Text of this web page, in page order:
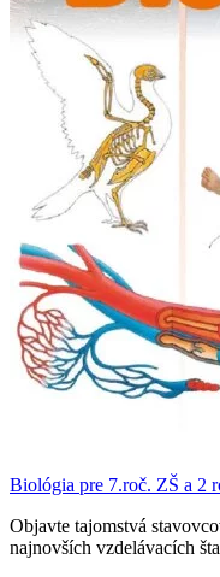
Biológia pre 7.roč. ZŠ a 2
Objavte tajomstvá
najnovších vzdelávacích